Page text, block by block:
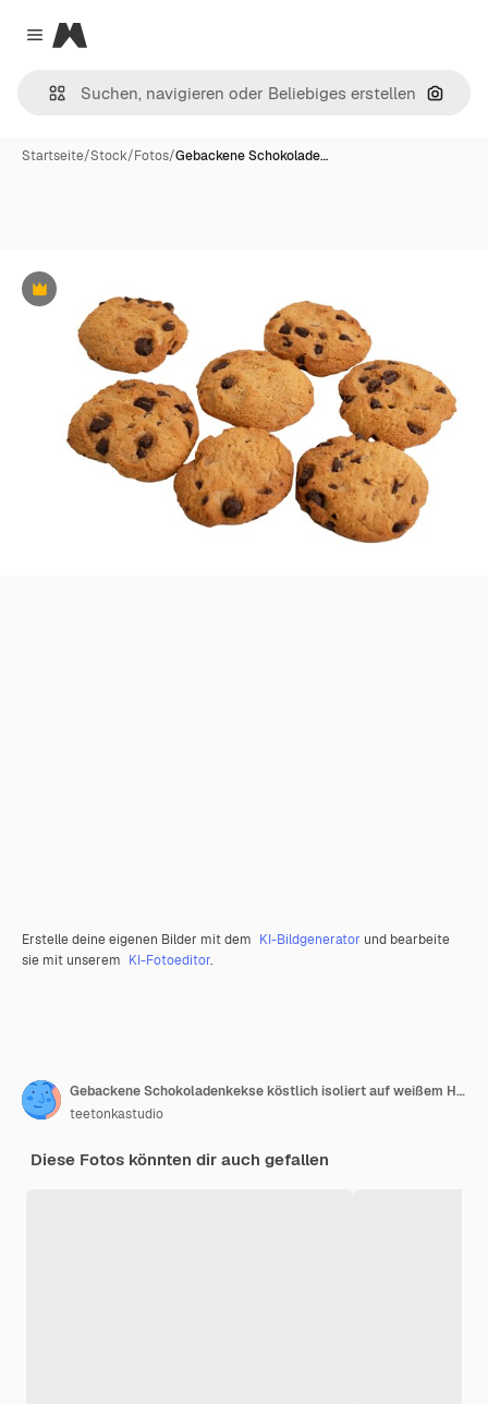
Close menu
Magnific
Nach
Startseite/Stock/Fotos/Gebackene Schokolade…
Premium
Erstelle deine eigenen Bilder mit dem KI-Bildgenerator und bearbeite
sie mit unserem KI-Fotoeditor.
Gebackene Schokoladenkekse köstlich isoliert auf weißem Hintergrund
teetonkastudio
Diese Fotos könnten dir auch gefallen